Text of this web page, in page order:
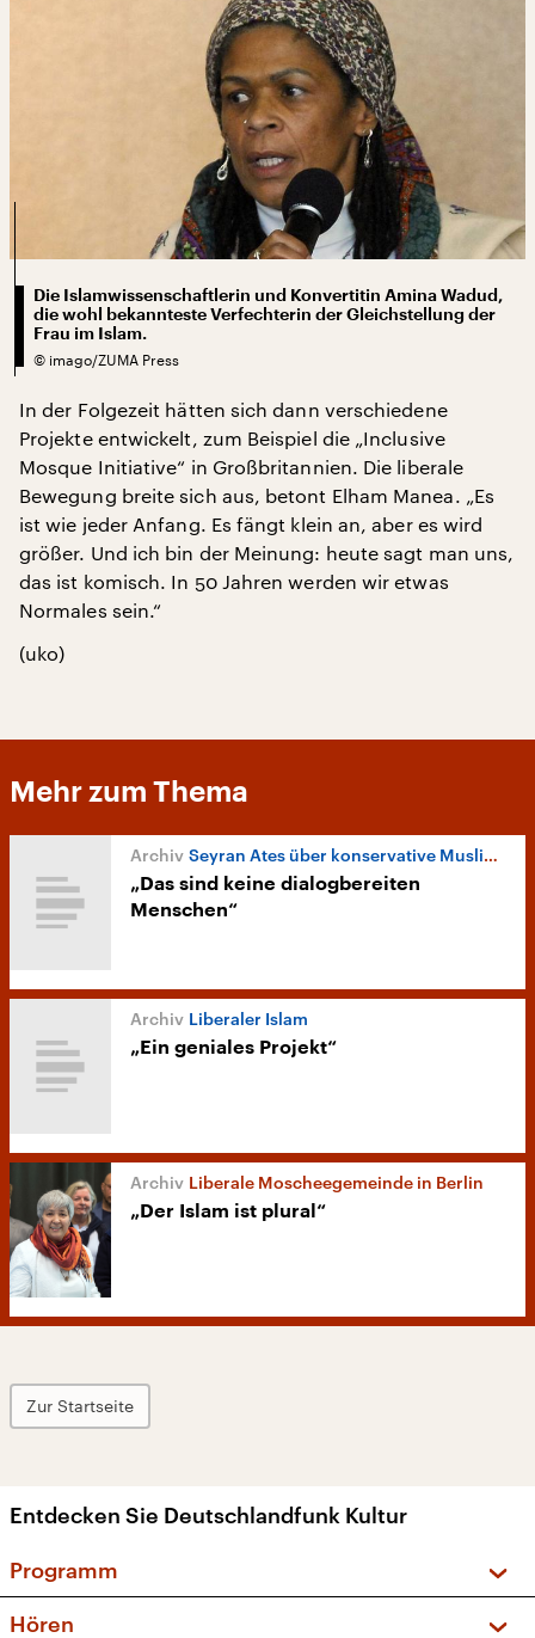
Die Islamwissenschaftlerin und Konvertitin Amina Wadud,
die wohl bekannteste Verfechterin der Gleichstellung der
Frau im Islam.
© imago/ZUMA Press
In der Folgezeit hätten sich dann verschiedene
Projekte entwickelt, zum Beispiel die „Inclusive
Mosque Initiative“ in Großbritannien. Die liberale
Bewegung breite sich aus, betont Elham Manea. „Es
ist wie jeder Anfang. Es fängt klein an, aber es wird
größer. Und ich bin der Meinung: heute sagt man uns,
das ist komisch. In 50 Jahren werden wir etwas
Normales sein.“
(uko)
Mehr zum Thema
Seyran Ates über konservative Muslime
„Das sind keine dialogbereiten
Menschen“
Liberaler Islam
„Ein geniales Projekt“
Liberale Moscheegemeinde in Berlin
„Der Islam ist plural“
Zur Startseite
Entdecken Sie Deutschlandfunk Kultur
Programm
Hören